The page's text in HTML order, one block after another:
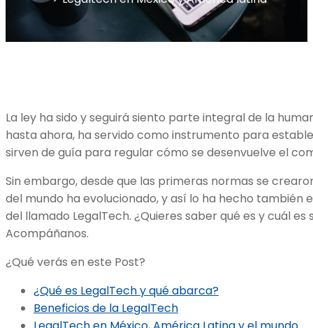
La ley ha sido y seguirá siento parte integral de la
hasta ahora, ha servido como instrumento para
sirven de guía para regular cómo se desenvuelve el
Sin embargo, desde que las primeras normas se
del mundo ha evolucionado, y así lo ha hecho también
del llamado LegalTech. ¿Quieres saber qué es y cuál es
Acompáñanos.
¿Qué verás en este Post?
¿Qué es LegalTech y qué abarca?
Beneficios de la LegalTech